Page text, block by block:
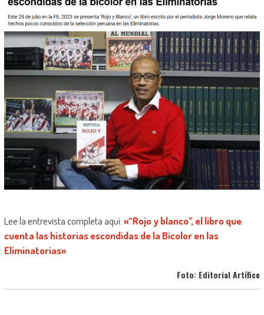
Lee la entrevista completa aquí:«“Rojo y blanco”, el libro que
cuenta las historias escondidas de la Bicolor en las
Eliminatorias».
Foto: Editorial Artífice